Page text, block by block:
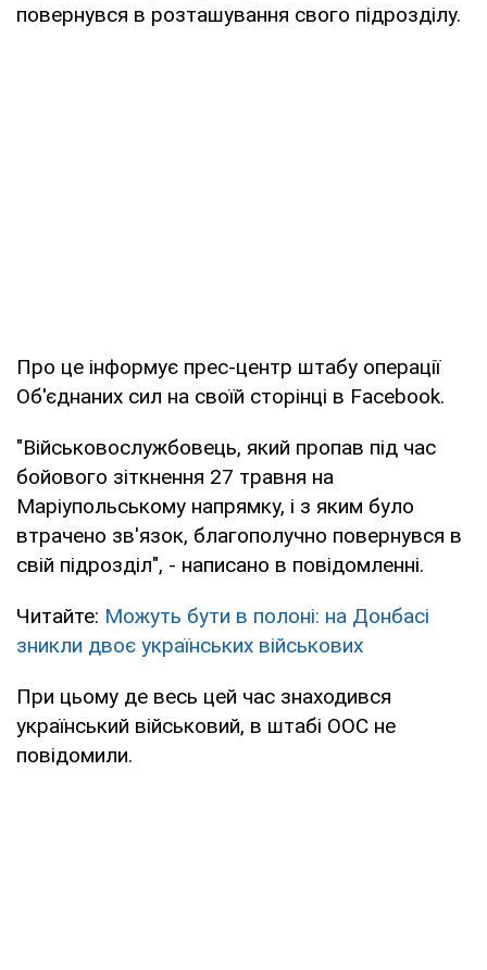
повернувся в розташування свого підрозділу.
Про це інформує прес-центр штабу операції
Об'єднаних сил на своїй сторінці в Facebook.
"Військовослужбовець, який пропав під час
бойового зіткнення 27 травня на
Маріупольському напрямку, і з яким було
втрачено зв'язок, благополучно повернувся в
свій підрозділ", - написано в повідомленні.
Читайте: Можуть бути в полоні: на Донбасі
зникли двоє українських військових
При цьому де весь цей час знаходився
український військовий, в штабі ООС не
повідомили.